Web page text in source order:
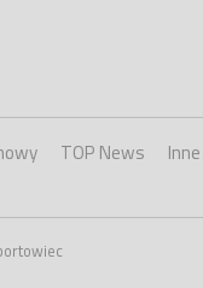
TOP News
Inne